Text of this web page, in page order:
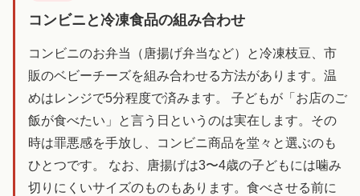
コンビニと冷凍食品の組み合わせ
コンビニのお弁当（唐揚げ弁当など）と冷凍枝豆、市
販のベビーチーズを組み合わせる方法があります。温
めはレンジで5分程度で済みます。 子どもが「お店のご
飯が食べたい」と言う日というのは実在します。その
時は罪悪感を手放し、コンビニ商品を堂々と選ぶのも
ひとつです。 なお、唐揚げは3〜4歳の子どもには噛み
切りにくいサイズのものもあります。食べさせる前に